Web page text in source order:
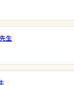
先生